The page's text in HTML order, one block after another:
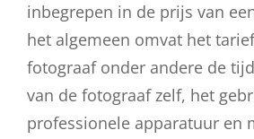
inbegrepen in de prijs van
het algemeen omvat het
fotograaf onder andere de
van de fotograaf zelf, het
professionele apparatuur en